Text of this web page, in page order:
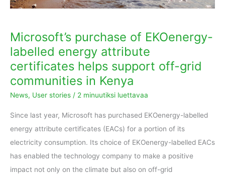
Microsoft’s purchase of EKOenergy-
labelled energy attribute
certificates helps support off-grid
communities in Kenya
News, User stories / 2 minuutiksi luettavaa
Since last year, Microsoft has purchased EKOenergy-labelled
energy attribute certificates (EACs) for a portion of its
electricity consumption. Its choice of EKOenergy-labelled EACs
has enabled the technology company to make a positive
impact not only on the climate but also on off-grid
helps
off-
grid
communities